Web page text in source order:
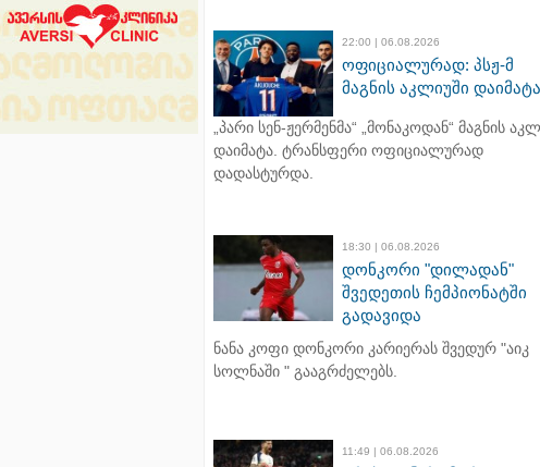
22:00 | 06.08.2026
ოფიციალურად: პსჟ-მ
მაგნის აკლიუში დაიმატა
„პარი სენ-ჟერმენმა“ „მონაკოდან“ მაგნის
დაიმატა. ტრანსფერი ოფიციალურად
დადასტურდა.
18:30 | 06.08.2026
დონკორი "დილადან"
შვედეთის ჩემპიონატში
გადავიდა
ნანა კოფი დონკორი კარიერას შვედურ "აიკ
სოლნაში " გააგრძელებს.
11:49 | 06.08.2026